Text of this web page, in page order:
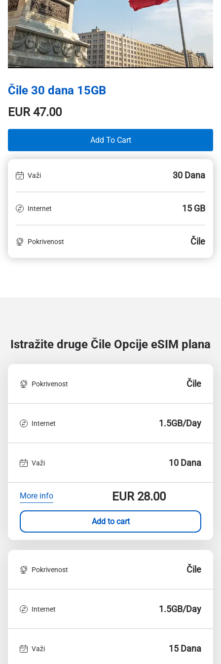
Čile 30 dana 15GB
EUR47.00
Add To Cart
Važi 30 Dana
Internet 15 GB
Pokrivenost Čile
Istražite druge Čile Opcije eSIM plana
Pokrivenost Čile
Internet 1.5GB/Day
Važi 10 Dana
More info EUR28.00
Add to cart
Pokrivenost Čile
Internet 1.5GB/Day
Važi 15 Dana